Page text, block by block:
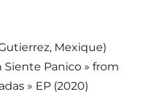
Mexique)
Siente Panico » from
» EP (2020)